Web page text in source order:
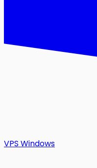
VPS Windows